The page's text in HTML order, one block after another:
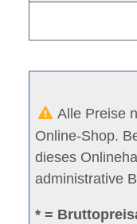
Alle Preise
Online-Shop.
dieses
administrative
* =